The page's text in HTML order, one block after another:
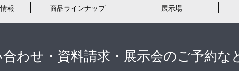
報 商品ラインナップ 展示場
わせ・資料請求・展示会のご予約な